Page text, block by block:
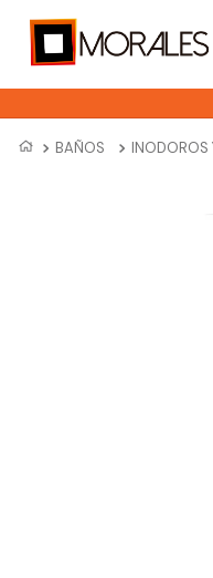
BAÑOS INODOROS